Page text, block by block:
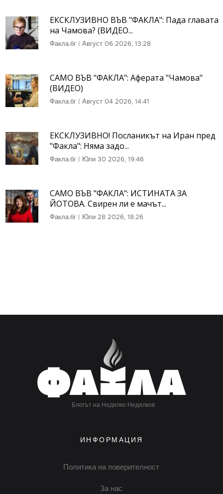
ЕКСКЛУЗИВНО ВЪВ "ФАКЛА": Пада главата
на Чамова? (ВИДЕО...
Факла.бг | Август 06 2026, 13:28
САМО ВЪВ "ФАКЛА": Аферата "Чамова"
(ВИДЕО)
Факла.бг | Август 04 2026, 14:41
ЕКСКЛУЗИВНО! Посланикът на Иран пред
"Факла": Няма задо...
Факла.бг | Юли 30 2026, 19:46
САМО ВЪВ "ФАКЛА": ИСТИНАТА ЗА
ЙОТОВА. Свирен ли е мачът...
Факла.бг | Юли 28 2026, 18:26
Блогът на Недялко Недялков
ИНФОРМАЦИЯ
Политика на поверителност
За нас